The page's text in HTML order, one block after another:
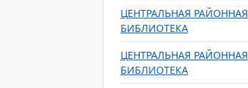
ЦЕНТРАЛЬНАЯ РАЙОННАЯ
БИБЛИОТЕКА
ЦЕНТРАЛЬНАЯ РАЙОННАЯ
БИБЛИОТЕКА